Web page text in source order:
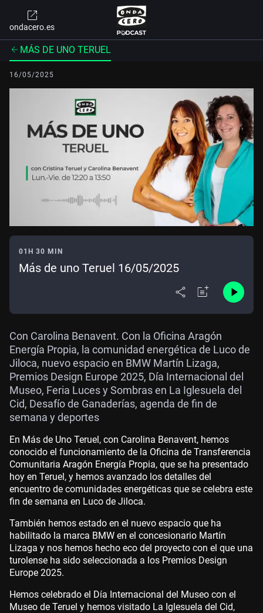
ondacero.es
MÁS DE UNO TERUEL
16/05/2025
01H 30 MIN
Más de uno Teruel 16/05/2025
Con Carolina Benavent. Con la Oficina Aragón
Energía Propia, la comunidad energética de Luco de
Jiloca, nuevo espacio en BMW Martín Lizaga,
Premios Design Europe 2025, Día Internacional del
Museo, Feria Luces y Sombras en La Iglesuela del
Cid, Desafío de Ganaderías, agenda de fin de
semana y deportes
En Más de Uno Teruel, con Carolina Benavent, hemos
conocido el funcionamiento de la Oficina de Transferencia
Comunitaria Aragón Energía Propia, que se ha presentado
hoy en Teruel, y hemos avanzado los detalles del
encuentro de comunidades energéticas que se celebra este
fin de semana en Luco de Jiloca.
También hemos estado en el nuevo espacio que ha
habilitado la marca BMW en el concesionario Martín
Lizaga y nos hemos hecho eco del proyecto con el que una
turolense ha sido seleccionada a los Premios Design
Europe 2025.
Hemos celebrado el Día Internacional del Museo con el
Museo de Teruel y hemos visitado La Iglesuela del Cid,